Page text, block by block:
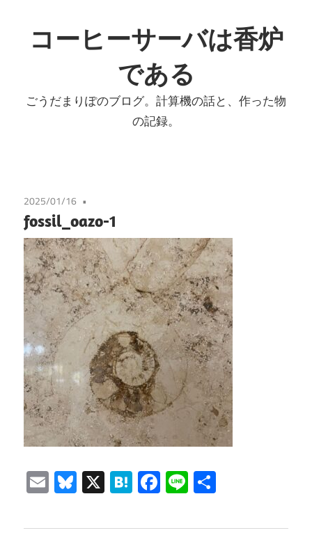
ン
テ
へ
コーヒーサーバは香炉
である
ごうだまりぽのブログ。計算機の話と、作った物
の記録。
2025/01/16
fossil_oazo-1
EmailBluesky
X Hatena
Facebook
Line